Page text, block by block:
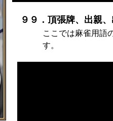
９９．頂張牌、出親
ここでは麻雀用語
す。